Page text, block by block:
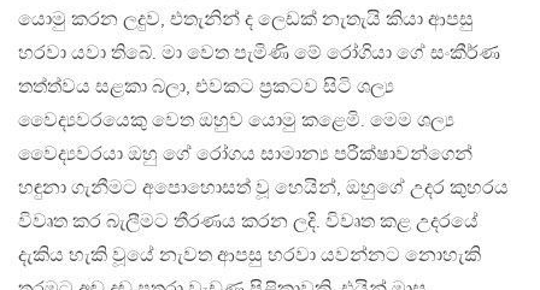
යොමු කරන ලදුව, එතැනින් ද ලෙඩක් නැතැයි කියා ආපසු
හරවා යවා තිබේ. මා වෙත පැමිණි මේ රෝගියා ගේ සංකීර්ණ
තත්ත්වය සළකා බලා, එවකට ප්‍රකටව සිටි ශල්‍ය
වෛද්‍යවරයෙකු වෙත ඔහුව යොමු කළෙමි. මෙම ශල්‍ය
වෛද්‍යවරයා ඔහු ගේ රෝගය සාමාන්‍ය පරීක්ෂාවන්ගෙන්
හඳුනා ගැනීමට අපොහොසත් වූ හෙයින්, ඔහුගේ උදර කුහරය
විවෘත කර බැලීමට තීරණය කරන ලදි. විවෘත කළ උදරයේ
දැකිය හැකි වූයේ නැවත ආපසු හරවා යවන්නට නොහැකි